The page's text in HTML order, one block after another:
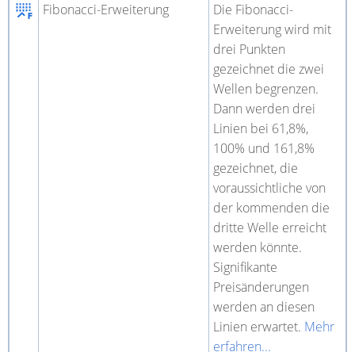
Fibonacci-Erweiterung
Die Fibonacci-
Erweiterung wird mit
drei Punkten
gezeichnet die zwei
Wellen begrenzen.
Dann werden drei
Linien bei 61,8%,
100% und 161,8%
gezeichnet, die
voraussichtliche von
der kommenden die
dritte Welle erreicht
werden könnte.
Signifikante
Preisänderungen
werden an diesen
Linien erwartet. Mehr
erfahren...